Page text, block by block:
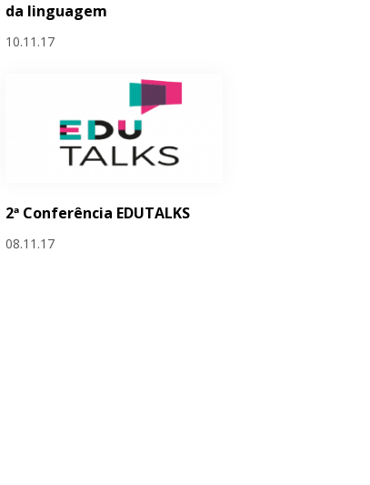
da linguagem
10.11.17
2ª Conferência EDUTALKS
08.11.17